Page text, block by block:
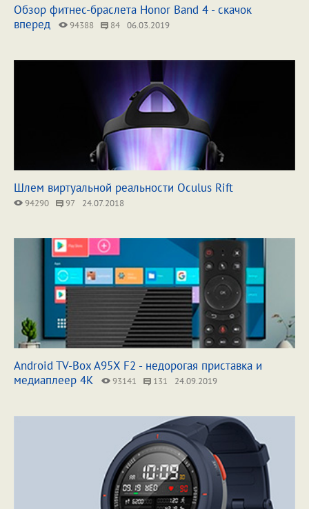
Обзор фитнес-браслета Honor Band 4 - скачок
вперед
94388 84 06.03.2019
Шлем виртуальной реальности Oculus Rift
94290 97 24.07.2018
Android TV-Box A95X F2 - недорогая приставка и
медиаплеер 4К
93141 131 24.09.2019